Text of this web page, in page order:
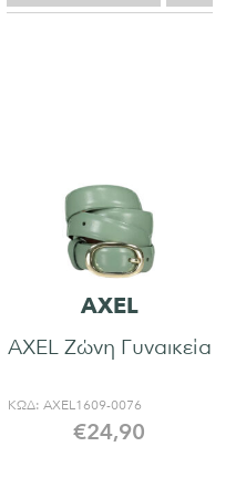
AXEL
AXEL Ζώνη Γυναικεία
ΚΩΔ: AXEL1609-0076
€24,90